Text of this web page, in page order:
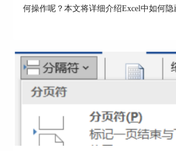
以上就是关于excel标准差函数什么
何操作呢？本文将详细介绍Excel中如何隐
中如何隐藏公式但是能正常计算的具体操